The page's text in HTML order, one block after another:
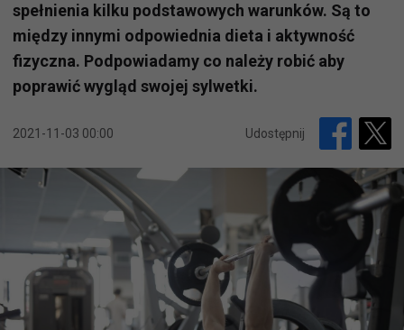
spełnienia kilku podstawowych warunków. Są to
między innymi odpowiednia dieta i aktywność
fizyczna. Podpowiadamy co należy robić aby
poprawić wygląd swojej sylwetki.
2021-11-03 00:00 Udostępnij